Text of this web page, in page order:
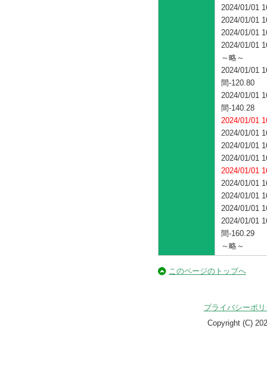
2024/01/01
2024/01/01
2024/01/01
2024/01/01
～略～
2024/01/01
間-120.80
2024/01/01
間-140.28
2024/01/01
2024/01/01
2024/01/01
2024/01/01
2024/01/01
2024/01/01
2024/01/01
2024/01/01
2024/01/01
間-160.29
～略～
このページのトップへ
プライバシーポ
Copyright (C)